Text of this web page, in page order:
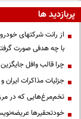
پربازدید ها
از رانت‌ شرکتهای
با چه هدفی صورت
چرا قالب وافل
جزئیات مذاکرات ایران
تخم‌مرغ‌هایی که در مرز
خودتحقیرها